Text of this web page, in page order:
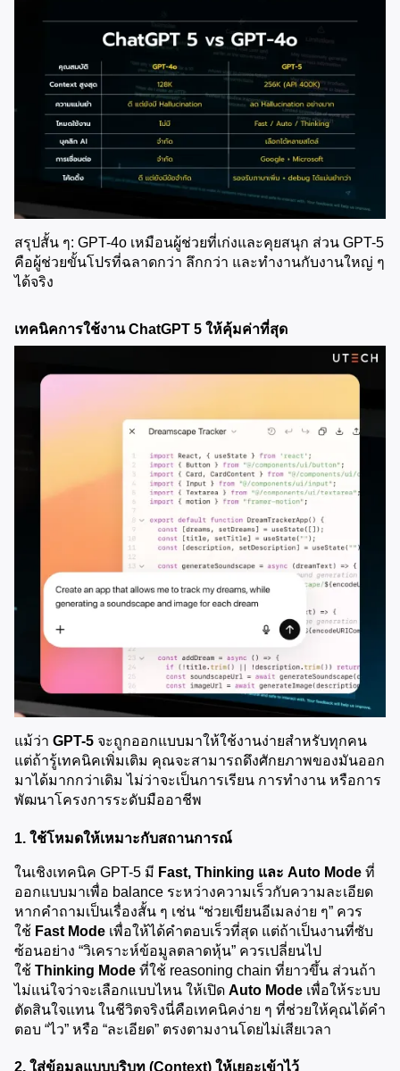
สรุปสั้น ๆ: GPT-4o เหมือนผู้ช่วยที่เก่งและคุยสนุก ส่วน GPT-5
คือผู้ช่วยขั้นโปรที่ฉลาดกว่า ลึกกว่า และทำงานกับงานใหญ่ ๆ
ได้จริง
เทคนิคการใช้งาน ChatGPT 5 ให้คุ้มค่าที่สุด
แม้ว่า GPT-5 จะถูกออกแบบมาให้ใช้งานง่ายสำหรับทุกคน
แต่ถ้ารู้เทคนิคเพิ่มเติม คุณจะสามารถดึงศักยภาพของมันออก
มาได้มากกว่าเดิม ไม่ว่าจะเป็นการเรียน การทำงาน หรือการ
พัฒนาโครงการระดับมืออาชีพ
1. ใช้โหมดให้เหมาะกับสถานการณ์
ในเชิงเทคนิค GPT-5 มี Fast, Thinking และ Auto Mode ที่
ออกแบบมาเพื่อ balance ระหว่างความเร็วกับความละเอียด
หากคำถามเป็นเรื่องสั้น ๆ เช่น “ช่วยเขียนอีเมลง่าย ๆ” ควร
ใช้ Fast Mode เพื่อให้ได้คำตอบเร็วที่สุด แต่ถ้าเป็นงานที่ซับ
ซ้อนอย่าง “วิเคราะห์ข้อมูลตลาดหุ้น” ควรเปลี่ยนไป
ใช้ Thinking Mode ที่ใช้ reasoning chain ที่ยาวขึ้น ส่วนถ้า
ไม่แน่ใจว่าจะเลือกแบบไหน ให้เปิด Auto Mode เพื่อให้ระบบ
ตัดสินใจแทน ในชีวิตจริงนี่คือเทคนิคง่าย ๆ ที่ช่วยให้คุณได้คำ
ตอบ “ไว” หรือ “ละเอียด” ตรงตามงานโดยไม่เสียเวลา
2. ใส่ข้อมูลแบบบริบท (Context) ให้เยอะเข้าไว้